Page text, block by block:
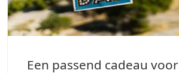
Een passend cadeau voor